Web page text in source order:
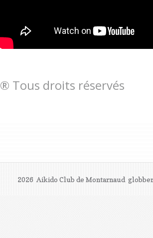
® Tous droits réservés
2026 Aikido Club de Montarnaud